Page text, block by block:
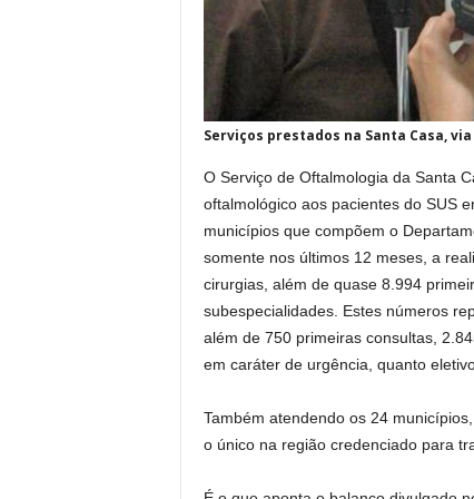
Serviços prestados na Santa Casa, via
O Serviço de Oftalmologia da Santa
oftalmológico aos pacientes do SUS
municípios que compõem o
somente nos últimos 12 meses, a
cirurgias, além de quase 8.994
subespecialidades. Estes números
além de 750 primeiras consultas,
em caráter de urgência, quanto
Também atendendo os 24
o único na região credenciado para